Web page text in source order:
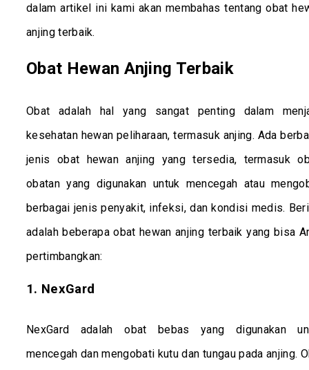
dalam artikel ini kami akan membahas tentang obat
anjing terbaik.
Obat Hewan Anjing Terbaik
Obat adalah hal yang sangat penting dalam
kesehatan hewan peliharaan, termasuk anjing. Ada
jenis obat hewan anjing yang tersedia, termasuk
obatan yang digunakan untuk mencegah atau
berbagai jenis penyakit, infeksi, dan kondisi medis.
adalah beberapa obat hewan anjing terbaik yang bisa
pertimbangkan:
1. NexGard
NexGard adalah obat bebas yang digunakan
mencegah dan mengobati kutu dan tungau pada anjing.